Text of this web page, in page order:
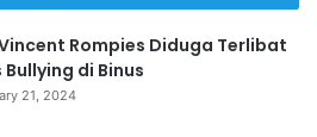
Rompies Diduga Terlibat
Bullying di Binus
21, 2024